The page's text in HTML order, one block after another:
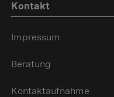
Kontakt
Impressum
Beratung
Kontaktaufnahme